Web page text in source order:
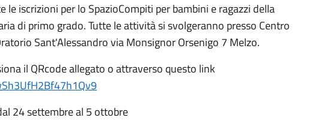
le iscrizioni per lo SpazioCompiti per bambini e ragazzi della
di primo grado. Tutte le attività si svolgeranno presso Centro
Sant'Alessandro via Monsignor Orsenigo 7 Melzo.
il QRcode allegato o attraverso questo link
24 settembre al 5 ottobre